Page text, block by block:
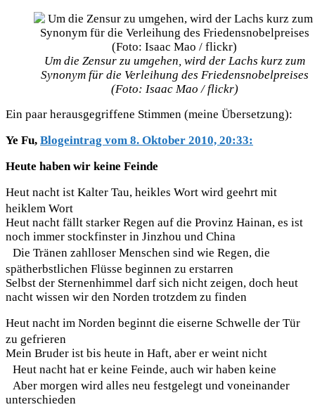
Um die Zensur zu umgehen, wird der Lachs kurz zum
Synonym für die Verleihung des Friedensnobelpreises
(Foto: Isaac Mao / flickr)
Ein paar herausgegriffene Stimmen (meine Übersetzung):
Ye Fu, Blogeintrag vom 8. Oktober 2010, 20:33:
Heute haben wir keine Feinde
Heut nacht ist Kalter Tau, heikles Wort wird geehrt mit
heiklem Wort
Heut nacht fällt starker Regen auf die Provinz Hainan, es ist
noch immer stockfinster in Jinzhou und China
Die Tränen zahlloser Menschen sind wie Regen, die
spätherbstlichen Flüsse beginnen zu erstarren
Selbst der Sternenhimmel darf sich nicht zeigen, doch heut
nacht wissen wir den Norden trotzdem zu finden
Heut nacht im Norden beginnt die eiserne Schwelle der Tür
zu gefrieren
Mein Bruder ist bis heute in Haft, aber er weint nicht
Heut nacht hat er keine Feinde, auch wir haben keine
Aber morgen wird alles neu festgelegt und voneinander
unterschieden